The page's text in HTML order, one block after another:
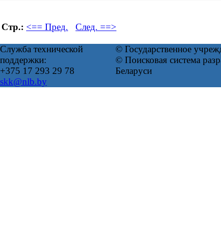
Стр.: <== Пред. След. ==>
Служба технической
поддержки:
+375 17 293 29 78
skk@nlb.by
© Государственное
© Поисковая система
Беларуси